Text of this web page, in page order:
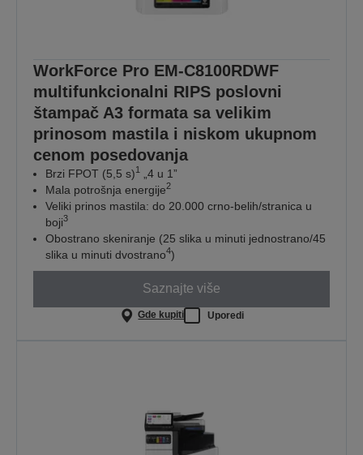
WorkForce Pro EM-C8100RDWF
multifunkcionalni RIPS poslovni
štampač A3 formata sa velikim
prinosom mastila i niskom ukupnom
cenom posedovanja
Brzi FPOT (5,5 s)1
„4 u 1”
Mala potrošnja energije2
Veliki prinos mastila: do 20.000 crno-belih/stranica u
boji3
Obostrano skeniranje (25 slika u minuti jednostrano/45
slika u minuti dvostrano4)
Saznajte više
Gde kupiti Uporedi